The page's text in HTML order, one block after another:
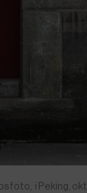
i Peking,